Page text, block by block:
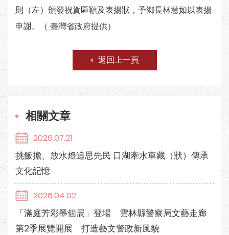
則（左）頒發祝賀匾額及表揚狀，予鄉長林慧如以表揚
申謝。（ 臺灣省政府提供）
返回上一頁
相關文章
2026.07.21
挑飯擔、放水燈追思先民 口湖牽水車藏（狀）傳承
文化記憶
2026.04.02
「滿庭芳彩墨個展」登場 雲林縣警察局文藝走廊
第2季展覽開展 打造藝文警政新風貌